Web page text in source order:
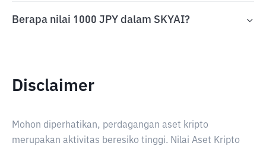
Berapa nilai 1000 JPY dalam SKYAI?
Disclaimer
Mohon diperhatikan, perdagangan aset kripto
merupakan aktivitas beresiko tinggi. Nilai Aset Kripto